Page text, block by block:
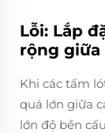
Lỗi: Lắp
rộng giữa
Khi các tấm
quá lớn giữa
lớn độ bền